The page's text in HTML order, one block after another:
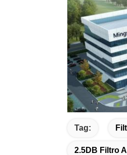
Tag:
2.5DB Filtro